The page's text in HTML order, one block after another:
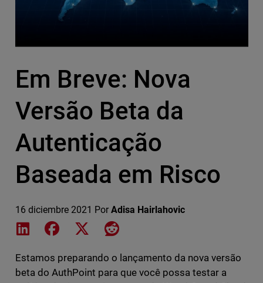
Em Breve: Nova
Versão Beta da
Autenticação
Baseada em Risco
16 diciembre 2021 Por Adisa Hairlahovic
Share on LinkedIn
Share on Facebook
Share on XShare on Reddit
Estamos preparando o lançamento da nova versão
beta do AuthPoint para que você possa testar a